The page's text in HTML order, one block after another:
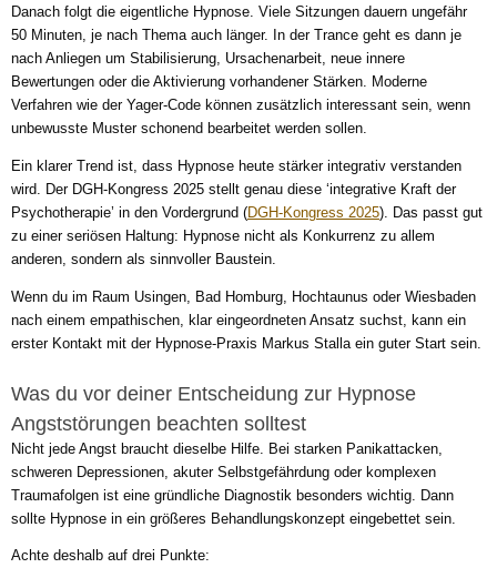
Danach folgt die eigentliche Hypnose. Viele Sitzungen dauern ungefähr
50 Minuten, je nach Thema auch länger. In der Trance geht es dann je
nach Anliegen um Stabilisierung, Ursachenarbeit, neue innere
Bewertungen oder die Aktivierung vorhandener Stärken. Moderne
Verfahren wie der Yager-Code können zusätzlich interessant sein, wenn
unbewusste Muster schonend bearbeitet werden sollen.
Ein klarer Trend ist, dass Hypnose heute stärker integrativ verstanden
wird. Der DGH-Kongress 2025 stellt genau diese ‘integrative Kraft der
Psychotherapie’ in den Vordergrund (DGH-Kongress 2025). Das passt gut
zu einer seriösen Haltung: Hypnose nicht als Konkurrenz zu allem
anderen, sondern als sinnvoller Baustein.
Wenn du im Raum Usingen, Bad Homburg, Hochtaunus oder Wiesbaden
nach einem empathischen, klar eingeordneten Ansatz suchst, kann ein
erster Kontakt mit der Hypnose-Praxis Markus Stalla ein guter Start sein.
Was du vor deiner Entscheidung zur Hypnose
Angststörungen beachten solltest
Nicht jede Angst braucht dieselbe Hilfe. Bei starken Panikattacken,
schweren Depressionen, akuter Selbstgefährdung oder komplexen
Traumafolgen ist eine gründliche Diagnostik besonders wichtig. Dann
sollte Hypnose in ein größeres Behandlungskonzept eingebettet sein.
Achte deshalb auf drei Punkte: